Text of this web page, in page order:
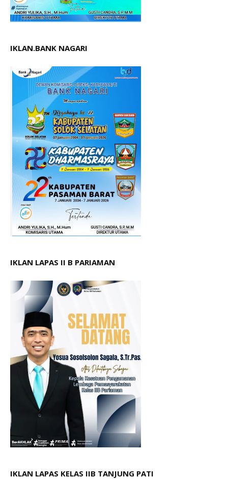
IKLAN.BANK NAGARI
IKLAN LAPAS II B PARIAMAN
IKLAN LAPAS KELAS IIB TANJUNG PATI